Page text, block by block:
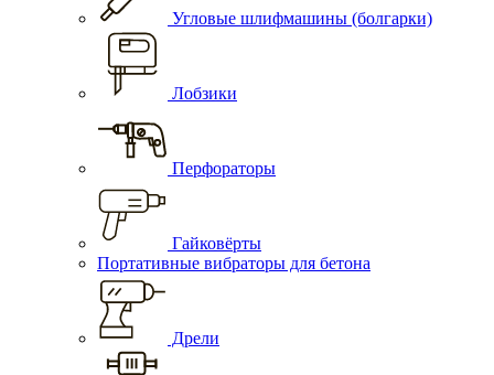
Угловые шлифмашины (болгарки)
Лобзики
Перфораторы
Гайковёрты
Портативные вибраторы для бетона
Дрели